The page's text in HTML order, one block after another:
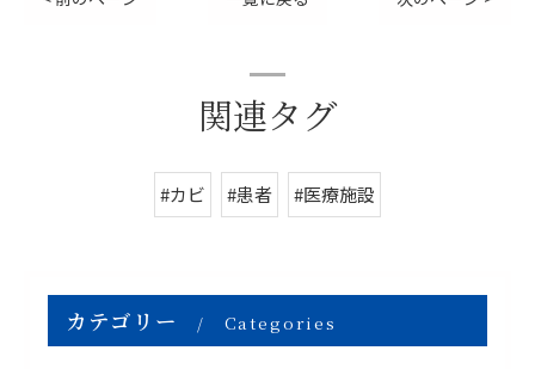
関連タグ
#カビ #患者 #医療施設
カテゴリー Categories